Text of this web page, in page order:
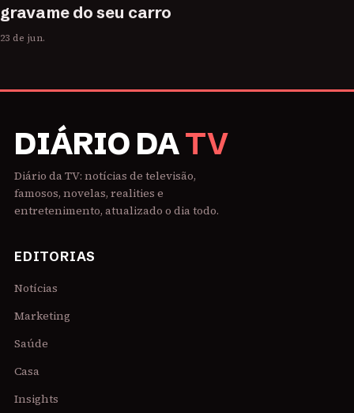
gravame do seu carro
23 de jun.
DIÁRIO DATV
Diário da TV: notícias de televisão,
famosos, novelas, realities e
entretenimento, atualizado o dia todo.
EDITORIAS
Notícias
Marketing
Saúde
Casa
Insights